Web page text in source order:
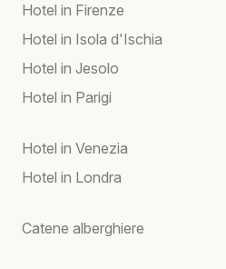
Hotel in Firenze
Hotel in Isola d'Ischia
Hotel in Jesolo
Hotel in Parigi
Hotel in Venezia
Hotel in Londra
Catene alberghiere